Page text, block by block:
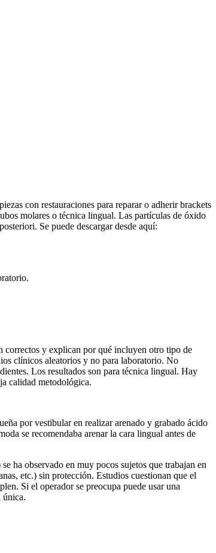
con restauraciones para reparar o adherir brackets
molares o técnica lingual. Las partículas de óxido
Se puede descargar desde aquí:
correctos y explican por qué incluyen otro tipo de
clínicos aleatorios y no para laboratorio. No
Los resultados son para técnica lingual. Hay
calidad metodológica.
por vestibular en realizar arenado y grabado ácido
se recomendaba arenar la cara lingual antes de
ha observado en muy pocos sujetos que trabajan en
etc.) sin protección. Estudios cuestionan que el
Si el operador se preocupa puede usar una
única.